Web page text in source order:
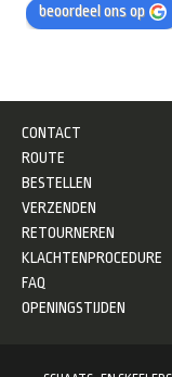
beoordeel ons op
CONTACT
ROUTE
BESTELLEN
VERZENDEN
RETOURNEREN
KLACHTENPROCEDURE
FAQ
OPENINGSTIJDEN